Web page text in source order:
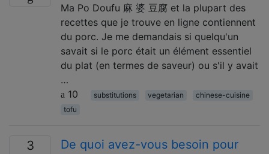
Ma Po Doufu 麻 婆 豆腐 et la plupart des
recettes que je trouve en ligne contiennent
du porc. Je me demandais si quelqu'un
savait si le porc était un élément essentiel
du plat (en termes de saveur) ou s'il y avait
…
10
substitutions vegetarian
chinese-cuisine
tofu
3
De quoi avez-vous besoin pour